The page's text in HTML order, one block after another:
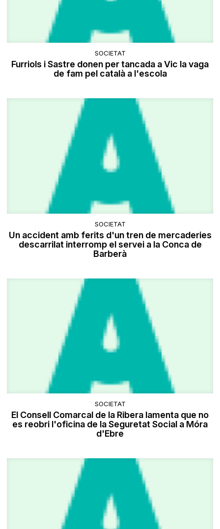
SOCIETAT
Furriols i Sastre donen per tancada a Vic la vaga
de fam pel català a l'escola
SOCIETAT
Un accident amb ferits d'un tren de mercaderies
descarrilat interromp el servei a la Conca de
Barberà
SOCIETAT
El Consell Comarcal de la Ribera lamenta que no
es reobri l'oficina de la Seguretat Social a Móra
d'Ebre